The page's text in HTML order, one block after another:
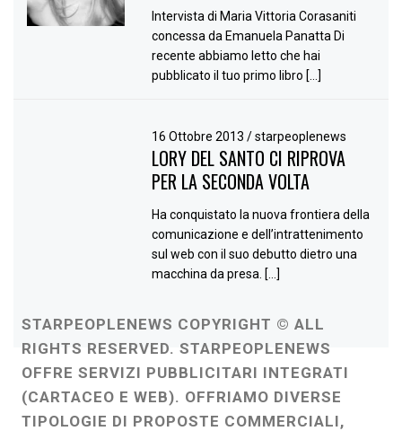
Intervista di Maria Vittoria Corasaniti
concessa da Emanuela Panatta Di
recente abbiamo letto che hai
pubblicato il tuo primo libro […]
16 Ottobre 2013/ starpeoplenews
LORY DEL SANTO CI RIPROVA
PER LA SECONDA VOLTA
Ha conquistato la nuova frontiera della
comunicazione e dell’intrattenimento
sul web con il suo debutto dietro una
macchina da presa. […]
STARPEOPLENEWS COPYRIGHT © ALL
RIGHTS RESERVED. STARPEOPLENEWS
OFFRE SERVIZI PUBBLICITARI INTEGRATI
(CARTACEO E WEB). OFFRIAMO DIVERSE
TIPOLOGIE DI PROPOSTE COMMERCIALI,